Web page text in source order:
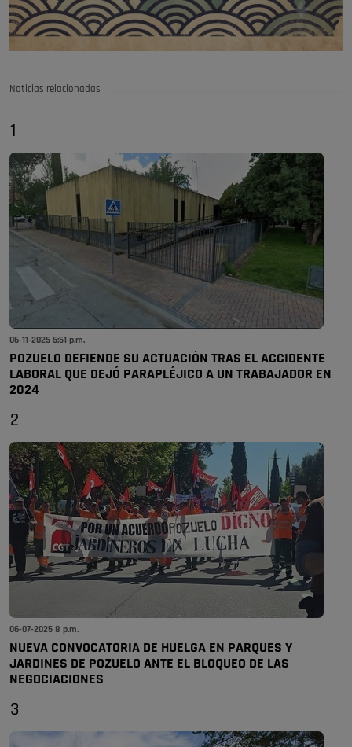
Noticias relacionadas
1
06-11-2025 5:51 p.m.
POZUELO DEFIENDE SU ACTUACIÓN TRAS EL ACCIDENTE
LABORAL QUE DEJÓ PARAPLÉJICO A UN TRABAJADOR EN
2024
2
06-07-2025 8 p.m.
NUEVA CONVOCATORIA DE HUELGA EN PARQUES Y
JARDINES DE POZUELO ANTE EL BLOQUEO DE LAS
NEGOCIACIONES
3